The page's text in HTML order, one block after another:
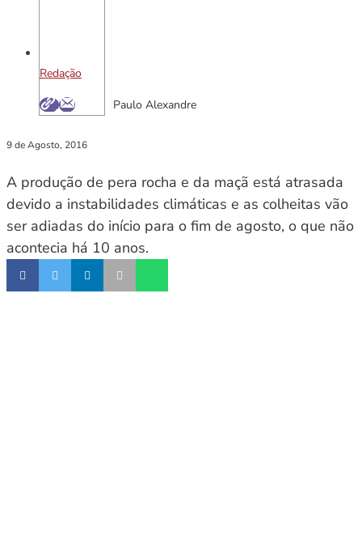
Redação
Paulo Alexandre
9 de Agosto, 2016
A produção de pera rocha e da maçã está atrasada
devido a instabilidades climáticas e as colheitas vão
ser adiadas do início para o fim de agosto, o que não
acontecia há 10 anos.